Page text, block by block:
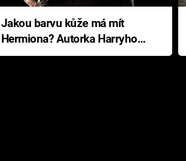
Jakou barvu kůže má mít
Hermiona? Autorka Harryho
Pottera přišla s ráznou